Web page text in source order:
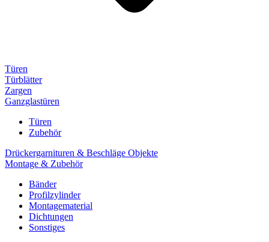
Türen
Türblätter
Zargen
Ganzglastüren
Türen
Zubehör
Drückergarnituren & Beschläge Objekte
Montage & Zubehör
Bänder
Profilzylinder
Montagematerial
Dichtungen
Sonstiges